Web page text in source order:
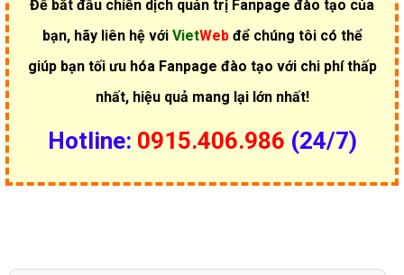
Để bắt đầu chiến dịch quản trị Fanpage đào tạo của
bạn, hãy liên hệ với VietWebđể chúng tôi có thể
giúp bạn tối ưu hóa Fanpage đào tạo với chi phí thấp
nhất, hiệu quả mang lại lớn nhất!
Hotline: 0915.406.986 (24/7)